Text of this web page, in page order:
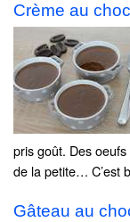
Crème au
pris goût. Des
de la petite… C’est
Gâteau au